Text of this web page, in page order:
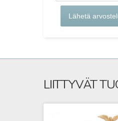
Lähetä
LIITTYVÄT